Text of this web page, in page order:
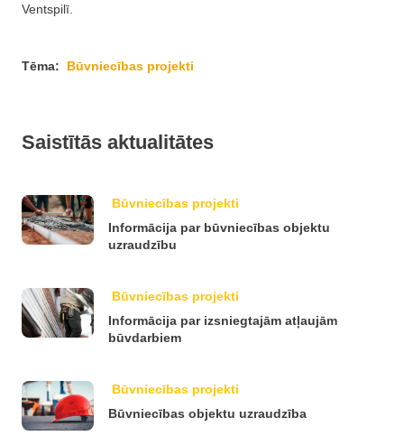
Ventspilī.
Tēma: Būvniecības projekti
Saistītās aktualitātes
Būvniecības projekti
Informācija par būvniecības objektu
uzraudzību
Būvniecības projekti
Informācija par izsniegtajām atļaujām
būvdarbiem
Būvniecības projekti
Būvniecības objektu uzraudzība